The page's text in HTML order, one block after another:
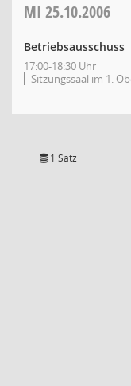
MI 25.10.2006
Betriebsausschuss
17:00-18:30 Uhr
Sitzungssaal im 1.
1 Satz